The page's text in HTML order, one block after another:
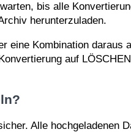
bis alle
herunterzuladen.
eine Kombination daraus
auf
Alle hochgeladenen